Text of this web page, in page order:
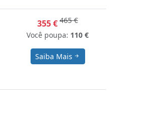
355 € 465 €
Você poupa: 110 €
Saiba Mais